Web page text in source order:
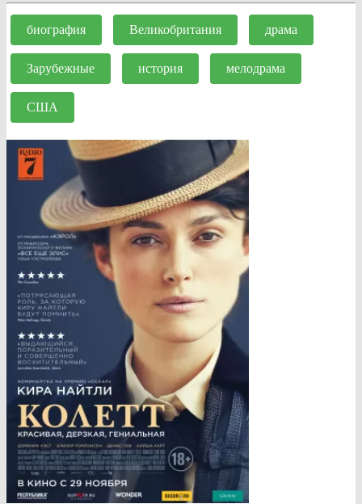
Close
Button
биография Великобритания драма
Зарубежные история мелодрама
США